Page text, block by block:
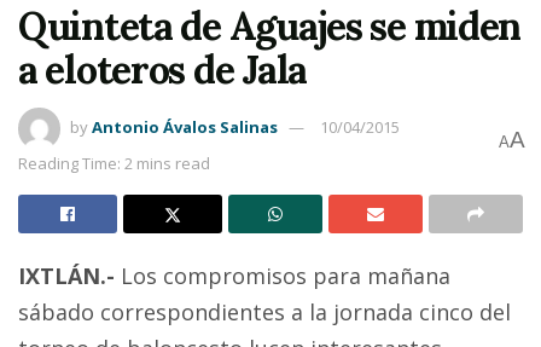
Quinteta de Aguajes se miden
a eloteros de Jala
byAntonio Ávalos Salinas
10/04/2015
Reading Time: 2 mins read
AA
IXTLÁN.- Los compromisos para mañana
sábado correspondientes a la jornada cinco del